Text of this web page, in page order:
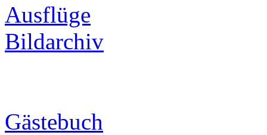
Ausflüge
Bildarchiv
Gästebuch